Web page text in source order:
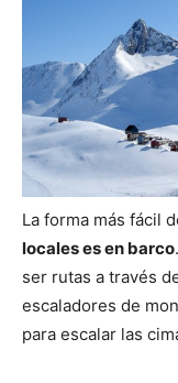
La forma más fácil
locales es en barco
ser rutas a través
escaladores de
para escalar las